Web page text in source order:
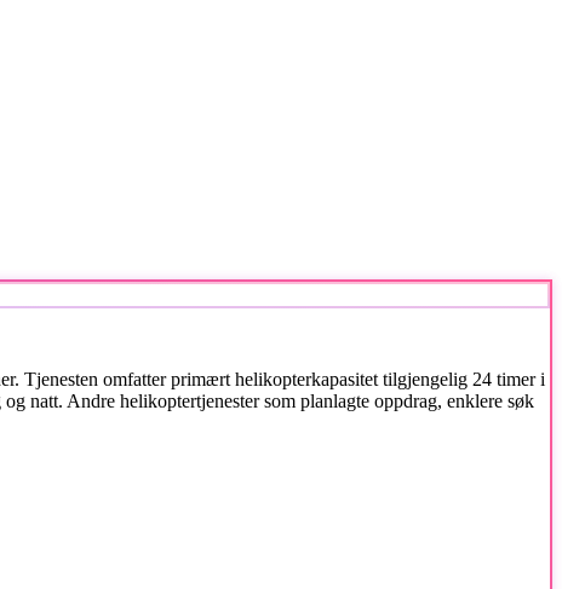
Tjenesten omfatter primært helikopterkapasitet tilgjengelig 24 timer i
natt. Andre helikoptertjenester som planlagte oppdrag, enklere søk